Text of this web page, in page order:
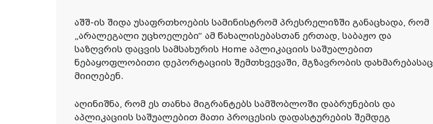
აშშ-ის შიდა უსაფრთხოების სამინისტრომ პრესრელიზში განაცხადა, რომ
„არალეგალი უცხოელები“ ამ წახალისებასთან ერთად, საბაჟო და
საზღვრის დაცვის სამსახურის Home აპლიკაციის საშუალებით
ნებაყოფლობითი დეპორტაციის შემთხვევაში, მგზავრობის დახმარებასაც
მიიღებენ.
აღინიშნა, რომ ეს თანხა მიგრანტებს სამშობლოში დაბრუნების და
აპლიკაციის საშუალებით მათი პროცესის დადასტურების შემდეგ